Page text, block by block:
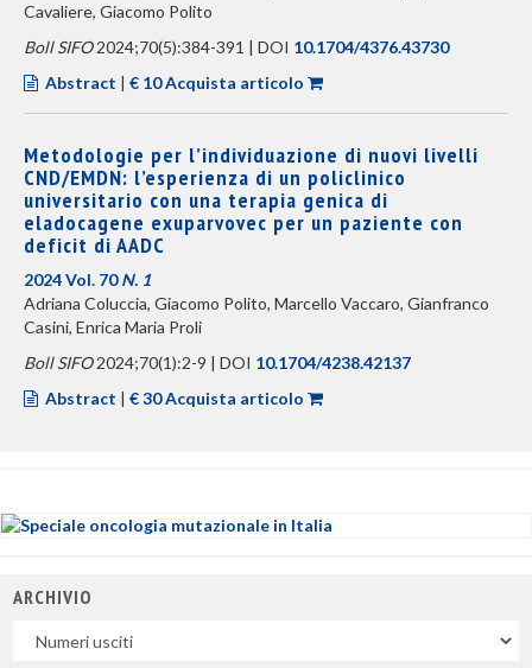
Cavaliere, Giacomo Polito
Boll SIFO2024;70(5):384-391 | DOI 10.1704/4376.43730
Abstract | € 10 Acquista articolo
Metodologie per l’individuazione di nuovi livelli
CND/EMDN: l’esperienza di un policlinico
universitario con una terapia genica di
eladocagene exuparvovec per un paziente con
deficit di AADC
2024 Vol. 70N. 1
Adriana Coluccia, Giacomo Polito, Marcello Vaccaro, Gianfranco
Casini, Enrica Maria Proli
Boll SIFO2024;70(1):2-9 | DOI 10.1704/4238.42137
Abstract | € 30 Acquista articolo
ARCHIVIO